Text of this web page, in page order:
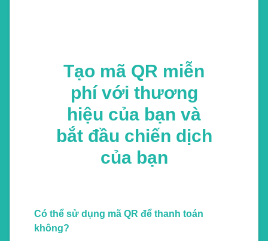
Tạo mã QR miễn
phí với thương
hiệu của bạn và
bắt đầu chiến dịch
của bạn
Có thể sử dụng mã QR để thanh toán
không?